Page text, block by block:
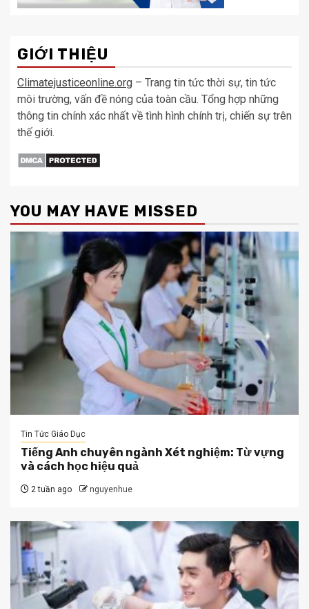
GIỚI THIỆU
Climatejusticeonline.org – Trang tin tức thời sự, tin tức
môi trường, vấn đề nóng của toàn cầu. Tổng hợp những
thông tin chính xác nhất về tình hình chính trị, chiến sự trên
thế giới.
YOU MAY HAVE MISSED
Tin Tức Giáo Dục
Tiếng Anh chuyên ngành Xét nghiệm: Từ vựng
và cách học hiệu quả
2 tuần ago nguyenhue